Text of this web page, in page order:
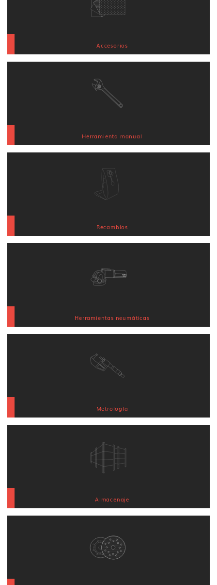
Accesorios
Herramienta manual
Recambios
Herramientas neumáticas
Metrología
Almacenaje